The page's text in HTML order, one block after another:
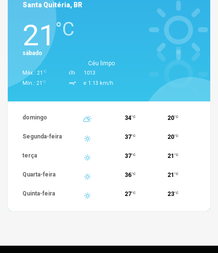
Santa Quitéria, BR
21°C
Céu limpo
sábado
Máx.: 21 °C
Mín.: 21 °C
1013
e 1.13 km/h
domingo 34°C 20°C
Segunda-feira 37°C 20°C
terça 37°C 21 °C
Quarta-feira 36°C 21 °C
Quinta-feira 27°C 23°C